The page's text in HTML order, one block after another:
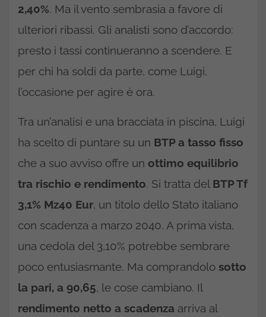
2,40%. Ma il vento sembrasia a favore di
ulteriori ribassi. Gli analisti sono d’accordo:
presto i tassi continueranno a scendere. E
per chi ha soldi da parte, come Luigi,
l’occasione per agire è ora.
Tra un’analisi e una bracciata in piscina, Luigi
ha scelto di puntare su un BTP a tasso fisso
che a suo avviso offre un ottimo equilibrio
tra rischio e rendimento. Si tratta del BTP Tf
3,1% Mz40 Eur, un titolo dello Stato italiano
con scadenza a marzo 2040. A prima vista,
una cedola del 3,10% potrebbe sembrare
poco entusiasmante. Ma comprandolo sotto
la pari, a 90,65, le cose cambiano. Il
rendimento netto a scadenza arriva al